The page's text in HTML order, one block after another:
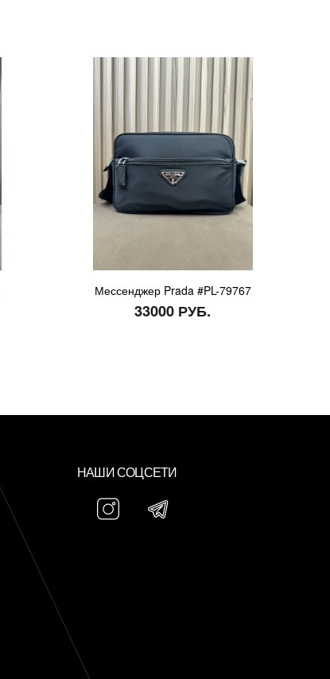
Мессенджер Prada #PL-79767
33000 РУБ.
НАШИ СОЦСЕТИ